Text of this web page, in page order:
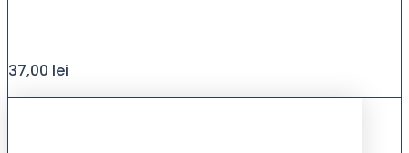
37,00 lei